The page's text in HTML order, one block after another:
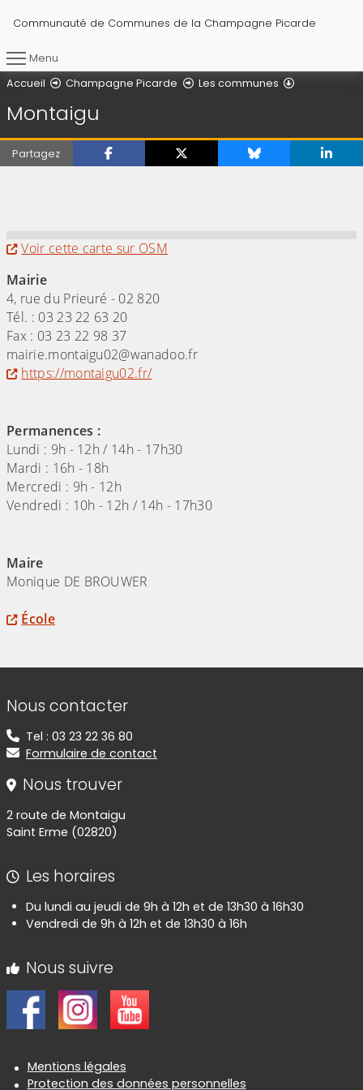
Communauté de Communes de la Champagne Picarde
Menu
Vous êtes ici :
Accueil
Champagne Picarde Les communes
Montaigu
Partagez
Evitez la carte interactive ci-après et aller au
Voir cette carte sur OSM
Mairie
4, rue du Prieuré - 02 820
Tél. : 03 23 22 63 20
Fax : 03 23 22 98 37
mairie.montaigu02@wanadoo.fr
https://montaigu02.fr/
Permanences :
Lundi : 9h - 12h / 14h - 17h30
Mardi : 16h - 18h
Mercredi : 9h - 12h
Vendredi : 10h - 12h / 14h - 17h30
Maire
Monique DE BROUWER
École
Informations de contact
Nous contacter
Tel : 03 23 22 36 80
Formulaire de contact
Nous trouver
2 route de Montaigu
Saint Erme (02820)
Les horaires
Du lundi au jeudi de 9h à 12h et de 13h30 à 16h30
Vendredi de 9h à 12h et de 13h30 à 16h
Nous suivre
Informations réglementaires
Mentions légales
Protection des données personnelles